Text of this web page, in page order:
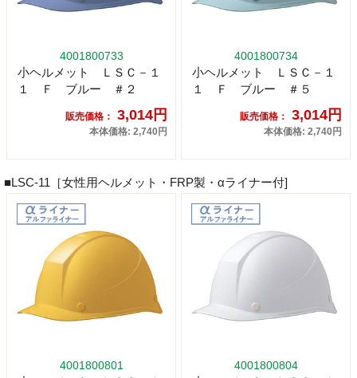
4001800733
小ヘルメット ＬＳＣ－１
１ Ｆ ブルー ＃２
販売価格： 3,014円
本体価格: 2,740円
4001800734
小ヘルメット ＬＳＣ－１
１ Ｆ ブルー ＃５
販売価格： 3,014円
本体価格: 2,740円
■LSC-11［女性用ヘルメット・FRP製・αライナー付]
4001800801 4001800804